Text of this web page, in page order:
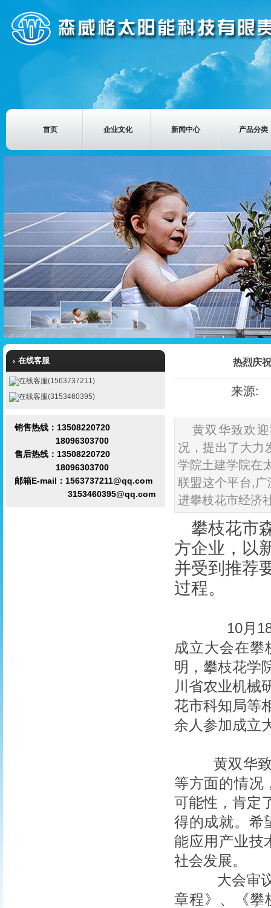
首页 企业文化 新闻中心 产品分类
热烈庆
来源:
黄双华致欢
况，提出了大力
学院土建学院在
联盟这个平台,
进攀枝花市经济
攀枝花市
方企业，以
并受到推荐
过程。
10月18
成立大会在攀
明，攀枝花学
川省农业机械
花市科知局等
余人参加成立
黄双华致
等方面的情况
可能性，肯定
得的成就。希
能应用产业技
社会发展。
大会审议
章程》、《攀
在线客服
在线客服(1563737211)
在线客服(3153460395)
销售热线：13508220720
18096303700
售后热线：13508220720
18096303700
邮箱E-mail：1563737211@qq.com
3153460395@qq.com